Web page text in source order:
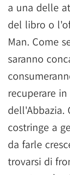
a una delle
del libro o
Man. Come
saranno
recuperare
dell'Abbazia.
costringe a
da farle
trovarsi di